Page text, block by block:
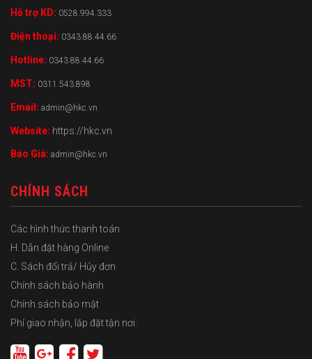
Hỗ trợ KD: 0528.994.333
Điện thoại: 0343.88.44.66
Hotline: 0343.88.44.66
MST: 0311.543.898
Email: admin@hkc.vn
Website: https://hkc.vn
Báo Giá: admin@hkc.vn
CHÍNH SÁCH
Các hình thức thanh toán
H. Dẫn đặt hàng Online
C. Sách đổi trả/ Hủy đơn
Chính sách bảo hành
Chính sách bảo mật
Phí giao nhận, lắp đặt tận nơi.